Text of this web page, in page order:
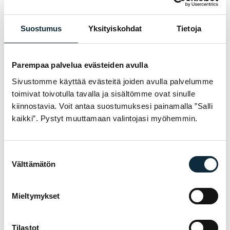
Suostumus Yksityiskohdat Tietoja
Parempaa palvelua evästeiden avulla
Sivustomme käyttää evästeitä joiden avulla palvelumme
toimivat toivotulla tavalla ja sisältömme ovat sinulle
kiinnostavia. Voit antaa suostumuksesi painamalla ”Salli
kaikki”. Pystyt muuttamaan valintojasi myöhemmin.
valinta
Välttämätön
Mieltymykset
Tilastot
samband med recensionen.
Recensionerna granskas före publicering.
VARFÖR VM SPORT?
Vi är auktoriserad återförsäljare och servar
cyklarna vi säljer i vår egen verkstad i